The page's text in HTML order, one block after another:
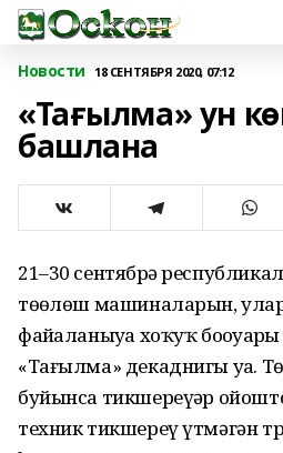
Новости 18 СЕНТЯБРЯ 2020, 07:12
«Тағылма» ун
башлана
21–30 сентябрҙә
төҙөлөш машиналарын,
файҙаланыуҙа хоҡуҡ
«Тағылма» декаднигы уҙа.
буйынса тикшереүҙәр
техник тикшереү үтмәгән